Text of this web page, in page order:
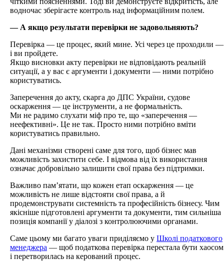
водночас зберігаєте контроль над інформаційним полем.
— А якщо результати перевірки не задовольняють?
Перевірка — це процес, який мине. Усі через це проходили —
і ви пройдете.
Якщо висновки акту перевірки не відповідають реальній
ситуації, а у вас є аргументи і документи — ними потрібно
користуватись.
Заперечення до акту, скарга до ДПС України, судове
оскарження — це інструменти, а не формальність.
Ми не радимо слухати міф про те, що «заперечення —
неефективні». Це не так. Просто ними потрібно вміти
користуватись правильно.
Дані механізми створені саме для того, щоб бізнес мав
можливість захистити себе. І відмова від їх використання
означає добровільно залишити свої права без підтримки.
Важливо пам’ятати, що кожен етап оскарження — це
можливість не лише відстояти свої права, а й
продемонструвати системність та професійність бізнесу. Чим
якісніше підготовлені аргументи та документи, тим сильніша
позиція компанії у діалозі з контролюючими органами.
Саме цьому ми багато уваги приділяємо у Школі податкового
менеджера — щоб податкова перевірка перестала бути хаосом
і перетворилась на керований процес.